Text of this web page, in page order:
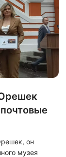
он
музея